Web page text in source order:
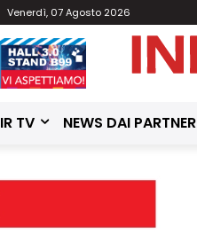
Venerdì, 07 Agosto 2026
IR TV NEWS DAI PARTNER